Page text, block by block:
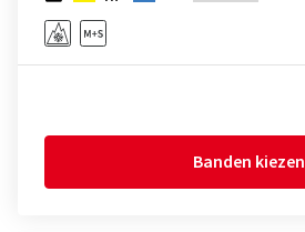
Banden kiezen